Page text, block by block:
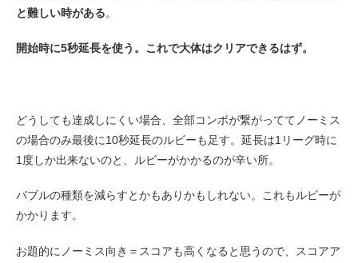
と難しい時がある。
開始時に5秒延長を使う。これで大体はクリアできるはず。
どうしても達成しにくい場合、全部コンボが繋がっててノーミス
の場合のみ最後に10秒延長のルビーも足す。延長は1リーグ時に
1度しか出来ないのと、ルビーがかかるのが辛い所。
バブルの種類を減らすとかもありかもしれない。これもルビーが
かかります。
お題的にノーミス向き＝スコアも高くなると思うので、スコアア